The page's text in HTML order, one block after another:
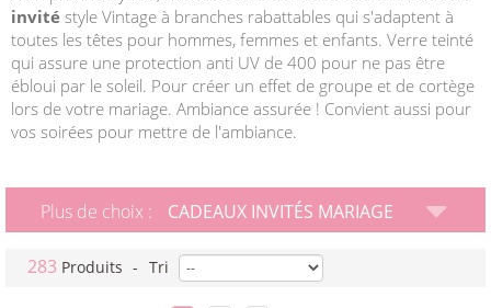
invité style Vintage à branches rabattables qui s'adaptent à
toutes les têtes pour hommes, femmes et enfants. Verre teinté
qui assure une protection anti UV de 400 pour ne pas être
ébloui par le soleil. Pour créer un effet de groupe et de cortège
lors de votre mariage. Ambiance assurée ! Convient aussi pour
vos soirées pour mettre de l'ambiance.
Plus de choix : CADEAUX INVITÉS MARIAGE
283 Produits - Tri